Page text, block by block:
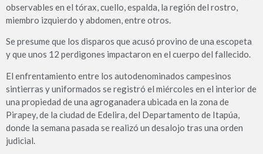
observables en el tórax, cuello, espalda, la región del rostro,
miembro izquierdo y abdomen, entre otros.
Se presume que los disparos que acusó provino de una escopeta
y que unos 12 perdigones impactaron en el cuerpo del fallecido.
El enfrentamiento entre los autodenominados campesinos
sintierras y uniformados se registró el miércoles en el interior de
una propiedad de una agroganadera ubicada en la zona de
Pirapey, de la ciudad de Edelira, del Departamento de Itapúa,
donde la semana pasada se realizó un desalojo tras una orden
judicial.